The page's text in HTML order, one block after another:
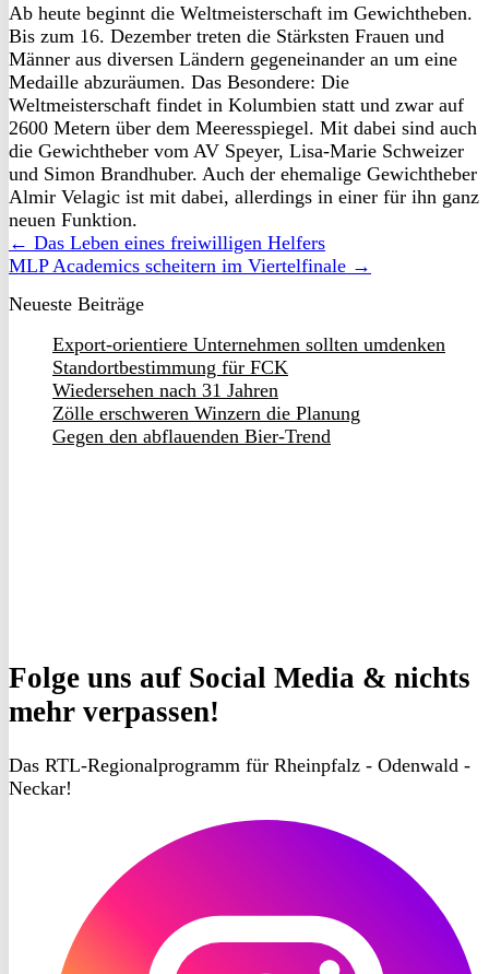
Ab heute beginnt die Weltmeisterschaft im Gewichtheben.
Bis zum 16. Dezember treten die Stärksten Frauen und
Männer aus diversen Ländern gegeneinander an um eine
Medaille abzuräumen. Das Besondere: Die
Weltmeisterschaft findet in Kolumbien statt und zwar auf
2600 Metern über dem Meeresspiegel. Mit dabei sind auch
die Gewichtheber vom AV Speyer, Lisa-Marie Schweizer
und Simon Brandhuber. Auch der ehemalige Gewichtheber
Almir Velagic ist mit dabei, allerdings in einer für ihn ganz
neuen Funktion.
← Das Leben eines freiwilligen Helfers
MLP Academics scheitern im Viertelfinale →
Neueste Beiträge
Export-orientiere Unternehmen sollten umdenken
Standortbestimmung für FCK
Wiedersehen nach 31 Jahren
Zölle erschweren Winzern die Planung
Gegen den abflauenden Bier-Trend
Folge uns auf Social Media & nichts
mehr verpassen!
Das RTL-Regionalprogramm für Rheinpfalz - Odenwald -
Neckar!
Instagram